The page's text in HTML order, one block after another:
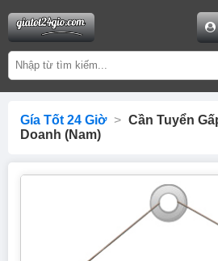
Gía Tốt 24 Giờ > Cần Tuyển
Doanh (nam)